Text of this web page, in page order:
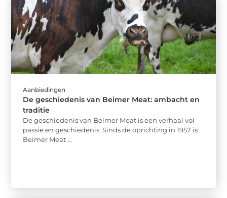
Aanbiedingen
De geschiedenis van Beimer Meat: ambacht en
traditie
De geschiedenis van Beimer Meat is een verhaal vol
passie en geschiedenis. Sinds de oprichting in 1957 is
Beimer Meat ...